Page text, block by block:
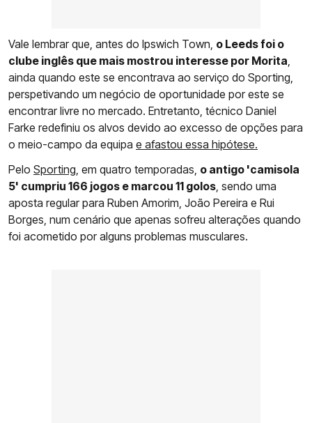
Vale lembrar que, antes do Ipswich Town, o Leeds foi o
clube inglês que mais mostrou interesse por Morita
ainda quando este se encontrava ao serviço do Sporting,
perspetivando um negócio de oportunidade por este se
encontrar livre no mercado. Entretanto, técnico Daniel
Farke redefiniu os alvos devido ao excesso de opções para
o meio-campo da equipa e afastou essa hipótese.
Pelo Sporting , em quatro temporadas, o antigo 'camisola
5' cumpriu 166 jogos e marcou 11 golos , sendo uma
aposta regular para Ruben Amorim, João Pereira e Rui
Borges, num cenário que apenas sofreu alterações quando
foi acometido por alguns problemas musculares.